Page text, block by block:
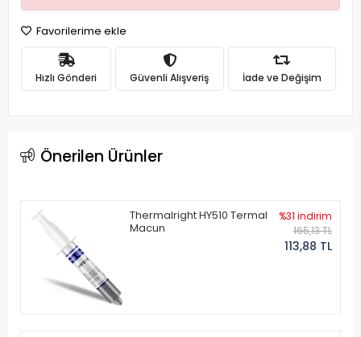
Favorilerime ekle
Hızlı Gönderi Güvenli Alışveriş İade ve Değişim
Önerilen Ürünler
Thermalright HY510 Termal
Macun
%31 indirim
165,13 TL
113,88 TL